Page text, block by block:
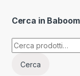
Cerca in
Cerca:
Cerca